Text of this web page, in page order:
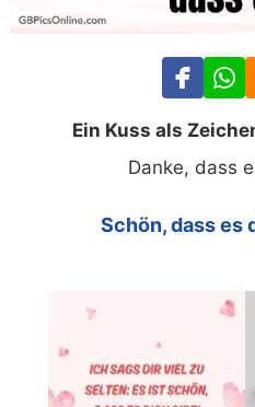
Ein Kuss als
Danke, dass
Schön, dass es